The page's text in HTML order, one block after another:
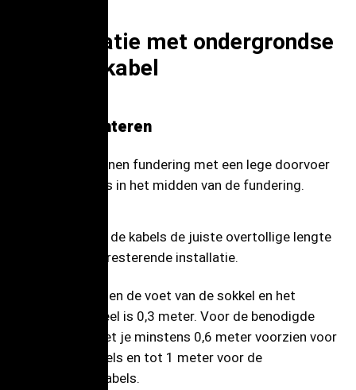
6. Installatie met ondergrondse
voedingskabel
De basis monteren
Bouw een betonnen fundering met een lege doorvoer
en leg alle kabels in het midden van de fundering.
Zorg ervoor dat de kabels de juiste overtollige lengte
hebben voor de resterende installatie.
De afstand tussen de voet van de sokkel en het
elektrische paneel is 0,3 meter. Voor de benodigde
kabellengte moet je minstens 0,6 meter voorzien voor
de voedingskabels en tot 1 meter voor de
communicatiekabels.